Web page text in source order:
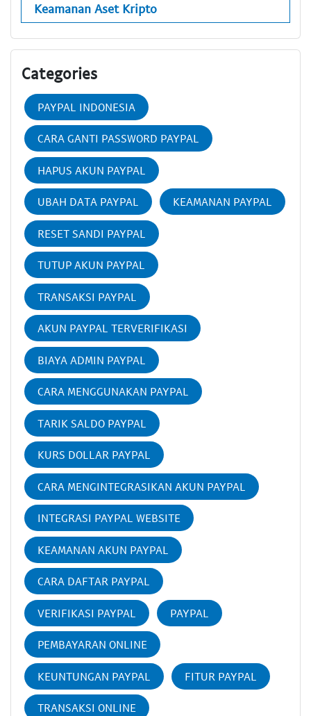
Keamanan Aset Kripto
Categories
PAYPAL INDONESIA
CARA GANTI PASSWORD PAYPAL
HAPUS AKUN PAYPAL
UBAH DATA PAYPAL KEAMANAN PAYPAL
RESET SANDI PAYPAL
TUTUP AKUN PAYPAL
TRANSAKSI PAYPAL
AKUN PAYPAL TERVERIFIKASI
BIAYA ADMIN PAYPAL
CARA MENGGUNAKAN PAYPAL
TARIK SALDO PAYPAL
KURS DOLLAR PAYPAL
CARA MENGINTEGRASIKAN AKUN PAYPAL
INTEGRASI PAYPAL WEBSITE
KEAMANAN AKUN PAYPAL
CARA DAFTAR PAYPAL
VERIFIKASI PAYPAL PAYPAL
PEMBAYARAN ONLINE
KEUNTUNGAN PAYPAL FITUR PAYPAL
TRANSAKSI ONLINE